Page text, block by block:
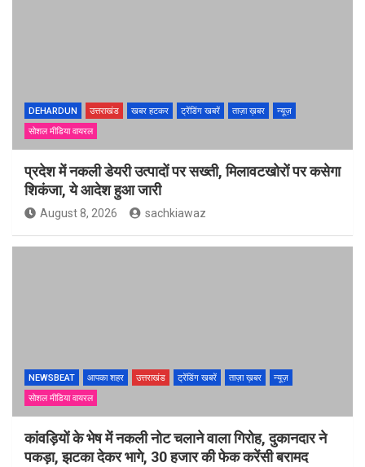
DEHARDUN उत्तराखंड खबर हटकर ट्रेंडिंग खबरें ताज़ा ख़बर
न्यूज़
सोशल मीडिया वायरल
प्रदेश में नकली डेयरी उत्पादों पर सख्ती, मिलावटखोरों पर कसेगा
शिकंजा, ये आदेश हुआ जारी
August 8, 2026 sachkiawaz
NEWSBEAT आपका शहर उत्तराखंड ट्रेंडिंग खबरें ताज़ा ख़बर
न्यूज़
सोशल मीडिया वायरल
कांवड़ियों के भेष में नकली नोट चलाने वाला गिरोह, दुकानदार ने
पकड़ा, झटका देकर भागे, 30 हजार की फेक करेंसी बरामद